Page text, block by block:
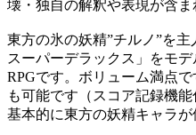
壊・独自の解釈や表現が含ま
東方の氷の妖精”チルノ”を
スーパーデラックス」をモ
RPGです。ボリューム満点
も可能です（スコア記録機能
基本的に東方の妖精キャラが